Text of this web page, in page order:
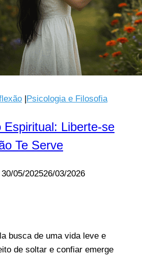
|Psicologia e Filosofia
Espiritual: Liberte-se
Te Serve
30/05/202526/03/2026
busca de uma vida leve e
de soltar e confiar emerge